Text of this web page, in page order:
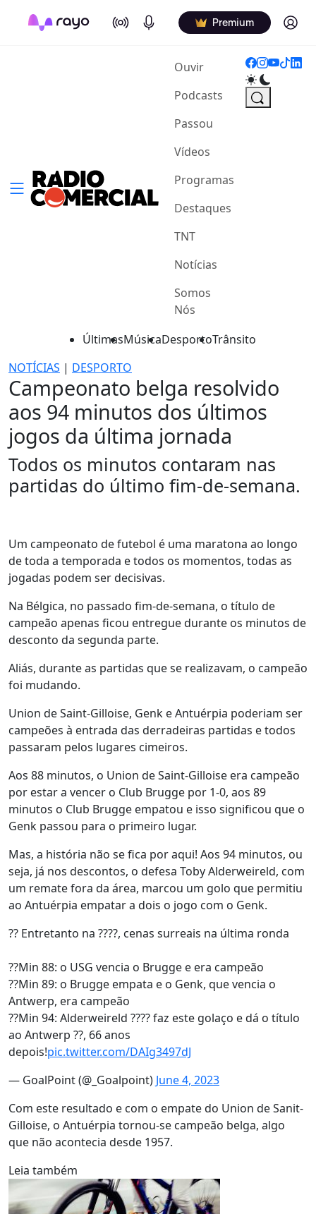
On Air Podcasts Premium Log in
Ouvir(current)
Podcasts
Passou
Vídeos
Programas
Destaques
TNT
Notícias
Somos
Nós
ÚltimasMúsicaDesportoTrânsito
NOTÍCIAS | DESPORTO
Campeonato belga resolvido
aos 94 minutos dos últimos
jogos da última jornada
Todos os minutos contaram nas
partidas do último fim-de-semana.
Um campeonato de futebol é uma maratona ao longo
de toda a temporada e todos os momentos, todas as
jogadas podem ser decisivas.
Na Bélgica, no passado fim-de-semana, o título de
campeão apenas ficou entregue durante os minutos de
desconto da segunda parte.
Aliás, durante as partidas que se realizavam, o campeão
foi mudando.
Union de Saint-Gilloise, Genk e Antuérpia poderiam ser
campeões à entrada das derradeiras partidas e todos
passaram pelos lugares cimeiros.
Aos 88 minutos, o Union de Saint-Gilloise era campeão
por estar a vencer o Club Brugge por 1-0, aos 89
minutos o Club Brugge empatou e isso significou que o
Genk passou para o primeiro lugar.
Mas, a história não se fica por aqui! Aos 94 minutos, ou
seja, já nos descontos, o defesa Toby Alderweireld, com
um remate fora da área, marcou um golo que permitiu
ao Antuérpia empatar a dois o jogo com o Genk.
?? Entretanto na ????, cenas surreais na última ronda
??Min 88: o USG vencia o Brugge e era campeão
??Min 89: o Brugge empata e o Genk, que vencia o
Antwerp, era campeão
??Min 94: Alderweireld ???? faz este golaço e dá o título
ao Antwerp ??, 66 anos
depois!pic.twitter.com/DAIg3497dJ
— GoalPoint (@_Goalpoint) June 4, 2023
Com este resultado e com o empate do Union de Sanit-
Gilloise, o Antuérpia tornou-se campeão belga, algo
que não acontecia desde 1957.
Leia também